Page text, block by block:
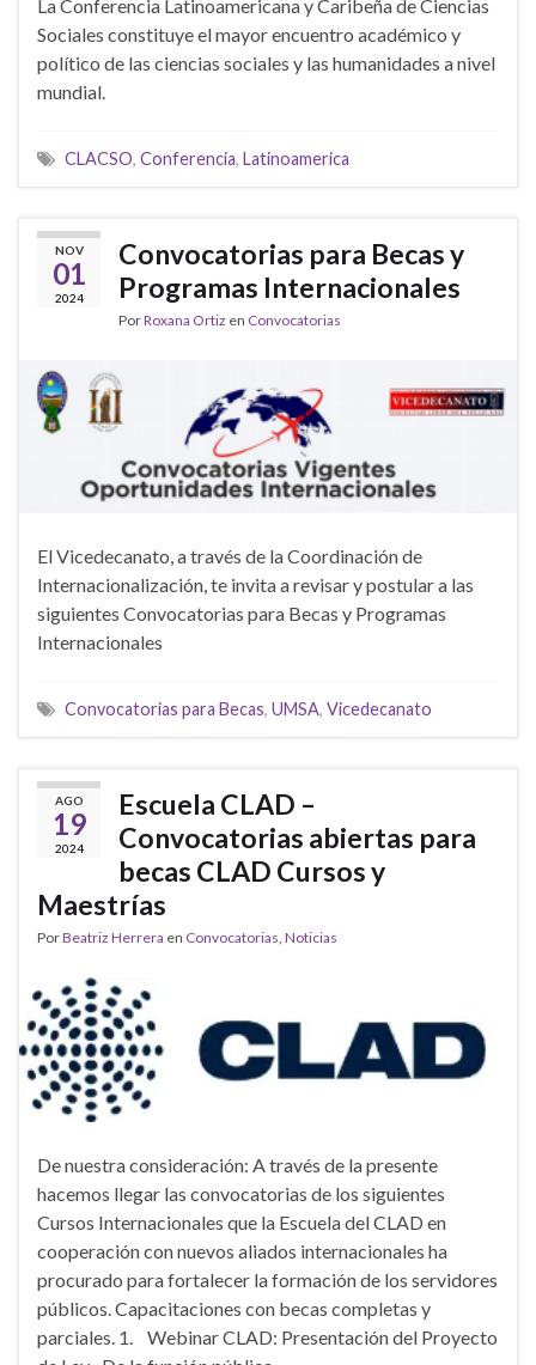
La Conferencia Latinoamericana y Caribeña de Ciencias
Sociales constituye el mayor encuentro académico y
político de las ciencias sociales y las humanidades a nivel
mundial.
CLACSO, Conferencia, Latinoamerica
NOV
01
2024
Convocatorias para Becas y
Programas Internacionales
PorRoxana Ortiz en Convocatorias
El Vicedecanato, a través de la Coordinación de
Internacionalización, te invita a revisar y postular a las
siguientes Convocatorias para Becas y Programas
Internacionales
Convocatorias para Becas, UMSA, Vicedecanato
AGO
19
2024
Escuela CLAD –
Convocatorias abiertas para
becas CLAD Cursos y
Maestrías
PorBeatriz Herrera en Convocatorias, Noticias
De nuestra consideración: A través de la presente
hacemos llegar las convocatorias de los siguientes
Cursos Internacionales que la Escuela del CLAD en
cooperación con nuevos aliados internacionales ha
procurado para fortalecer la formación de los servidores
públicos. Capacitaciones con becas completas y
parciales. 1. Webinar CLAD: Presentación del Proyecto